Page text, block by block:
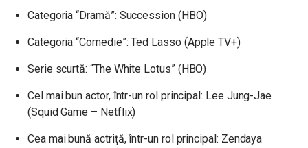
Categoria “Dramă”: Succession (HBO)
Categoria “Comedie”: Ted Lasso (Apple TV+)
Serie scurtă: “The White Lotus” (HBO)
Cel mai bun actor, într-un rol principal: Lee Jung-Jae
(Squid Game – Netflix)
Cea mai bună actriță, într-un rol principal: Zendaya